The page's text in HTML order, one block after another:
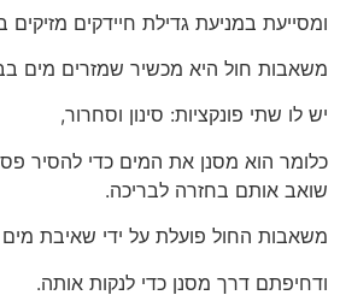
ומסייעת במניעת גדילת חיידקים מזיקים
משאבות חול היא מכשיר שמזרים מים
יש לו שתי פונקציות: סינון וסחרור,
כלומר הוא מסנן את המים כדי להסיר
שואב אותם בחזרה לבריכה.
משאבות החול פועלת על ידי שאיבת
ודחיפתם דרך מסנן כדי לנקות אותה.